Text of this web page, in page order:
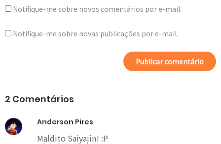
Notifique-me sobre novos comentários por e-mail.
Notifique-me sobre novas publicações por e-mail.
2 Comentários
Anderson Pires
Maldito Saiyajin! :P